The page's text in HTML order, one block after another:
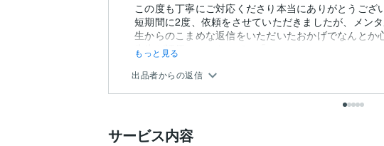
この度も丁寧にご対応くださり本当にありがとうござ
短期間に2度、依頼をさせていただきましたが、メン
生からのこまめな返信をいただいたおかげでなんとか
先生が評価コメントにて、「...
もっと見る
出品者からの返信
サービス内容